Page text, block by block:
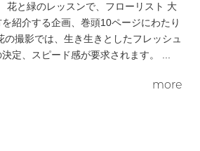
と緑のレッスンで、フローリスト 大
紹介する企画、巻頭10ページにわたり
撮影では、生き生きとしたフレッシュ
定、スピード感が要求されます。 ...
more